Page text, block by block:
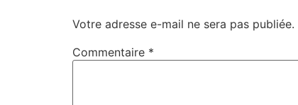
Votre adresse e-mail ne sera pas publiée.
Commentaire *